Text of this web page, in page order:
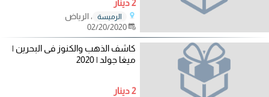
2 دينار
الرميسة
، الرياض
02/20/2020
كاشف الذهب والكنوز فى البحرين |
ميغا جولد | 2020
2 دينار